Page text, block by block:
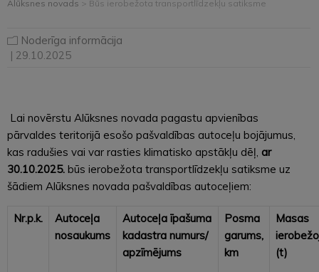
Alūksnes novads > Būs ierobežota transportlīdzekļu satiksme
Noderīga informācija
| 29.10.2025
Lai novērstu Alūksnes novada pagastu apvienības
pārvaldes teritorijā esošo pašvaldības autoceļu bojājumus,
kas radušies vai var rasties klimatisko apstākļu dēļ, ar
30.10.2025. būs ierobežota transportlīdzekļu satiksme uz
šādiem Alūksnes novada pašvaldības autoceļiem:
Nr.p.k.
Autoceļa
nosaukums
Autoceļa īpašuma
kadastra numurs/
apzīmējums
Posma
garums,
km
Masas
(t)